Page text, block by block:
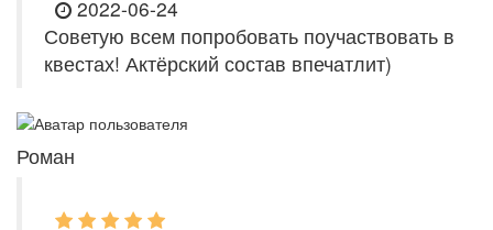
2022-06-24
Советую всем попробовать поучаствовать в
квестах! Актёрский состав впечатлит)
Роман